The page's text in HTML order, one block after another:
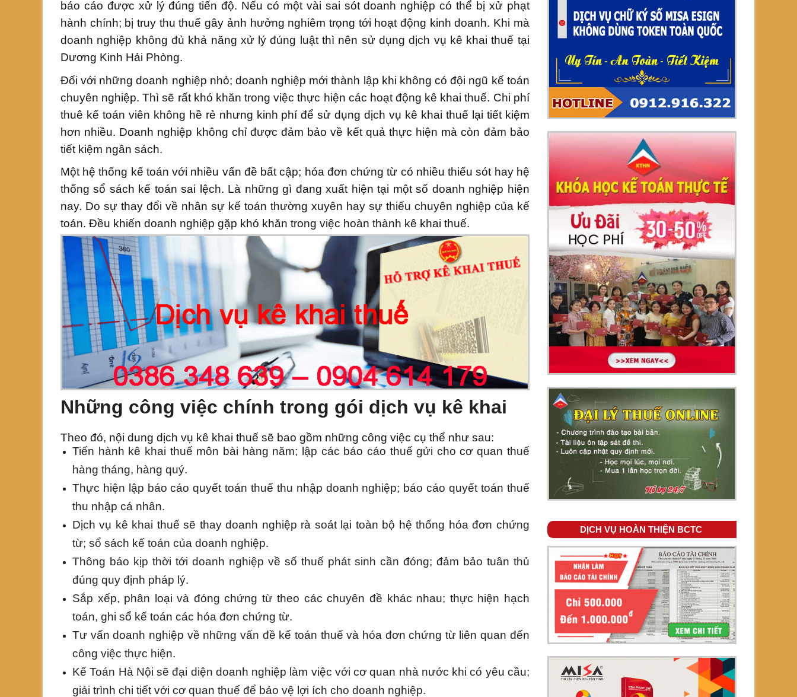
báo cáo được xử lý đúng tiến độ. Nếu có một vài sai sót doanh nghiệp có thể bị xử phạt
hành chính; bị truy thu thuế gây ảnh hưởng nghiêm trọng tới hoạt động kinh doanh. Khi mà
doanh nghiệp không đủ khả năng xử lý đúng luật thì nên sử dụng dịch vụ kê khai thuế tại
Dương Kinh Hải Phòng.
Đối với những doanh nghiệp nhỏ; doanh nghiệp mới thành lập khi không có đội ngũ kế toán
chuyên nghiệp. Thì sẽ rất khó khăn trong việc thực hiện các hoạt động kê khai thuế. Chi phí
thuê kế toán viên không hề rẻ nhưng kinh phí để sử dụng dịch vụ kê khai thuế lại tiết kiệm
hơn nhiều. Doanh nghiệp không chỉ được đảm bảo về kết quả thực hiện mà còn đảm bảo
tiết kiệm ngân sách.
Một hệ thống kế toán với nhiều vấn đề bất cập; hóa đơn chứng từ có nhiều thiếu sót hay hệ
thống sổ sách kế toán sai lệch. Là những gì đang xuất hiện tại một số doanh nghiệp hiện
nay. Do sự thay đổi về nhân sự kế toán thường xuyên hay sự thiếu chuyên nghiệp của kế
toán. Đều khiến doanh nghiệp gặp khó khăn trong việc hoàn thành kê khai thuế.
Những công việc chính trong gói dịch vụ kê khai
Theo đó, nội dung dịch vụ kê khai thuế sẽ bao gồm những công việc cụ thể như sau:
Tiến hành kê khai thuế môn bài hàng năm; lập các báo cáo thuế gửi cho cơ quan thuế
hàng tháng, hàng quý.
Thực hiện lập báo cáo quyết toán thuế thu nhập doanh nghiệp; báo cáo quyết toán thuế
thu nhập cá nhân.
Dịch vụ kê khai thuế sẽ thay doanh nghiệp rà soát lại toàn bộ hệ thống hóa đơn chứng
từ; sổ sách kế toán của doanh nghiệp.
Thông báo kịp thời tới doanh nghiệp về số thuế phát sinh cần đóng; đảm bảo tuân thủ
đúng quy định pháp lý.
Sắp xếp, phân loại và đóng chứng từ theo các chuyên đề khác nhau; thực hiện hạch
toán, ghi sổ kế toán các hóa đơn chứng từ.
Tư vấn doanh nghiệp về những vấn đề kế toán thuế và hóa đơn chứng từ liên quan đến
công việc thực hiện.
Kế Toán Hà Nội sẽ đại diện doanh nghiệp làm việc với cơ quan nhà nước khi có yêu cầu;
giải trình chi tiết với cơ quan thuế để bảo vệ lợi ích cho doanh nghiệp.
DỊCH VỤ HOÀN THIỆN BCTC